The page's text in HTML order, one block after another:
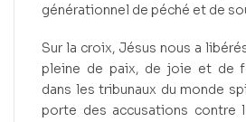
générationnel de péché et de
Sur la croix, Jésus nous a
pleine de paix, de joie et de
dans les tribunaux du monde
porte des accusations contre